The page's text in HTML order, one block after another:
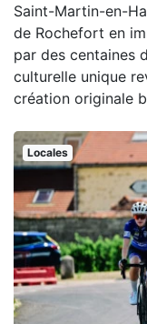
Saint-Martin-en-
de Rochefort en
par des centaines
culturelle unique
création originale
Locales